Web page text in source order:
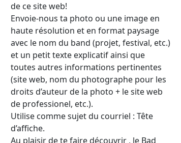
de ce site web!
Envoie-nous ta photo ou une image en
haute résolution et en format paysage
avec le nom du band (projet, festival, etc.)
et un petit texte explicatif ainsi que
toutes autres informations pertinentes
(site web, nom du photographe pour les
droits d’auteur de la photo + le site web
de professionel, etc.).
Utilise comme sujet du courriel : Tête
d’affiche.
Au plaisir de te faire découvrir , le Bad